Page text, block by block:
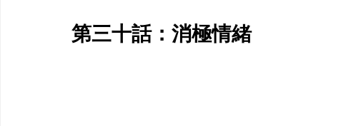
第三十話：消極情緒